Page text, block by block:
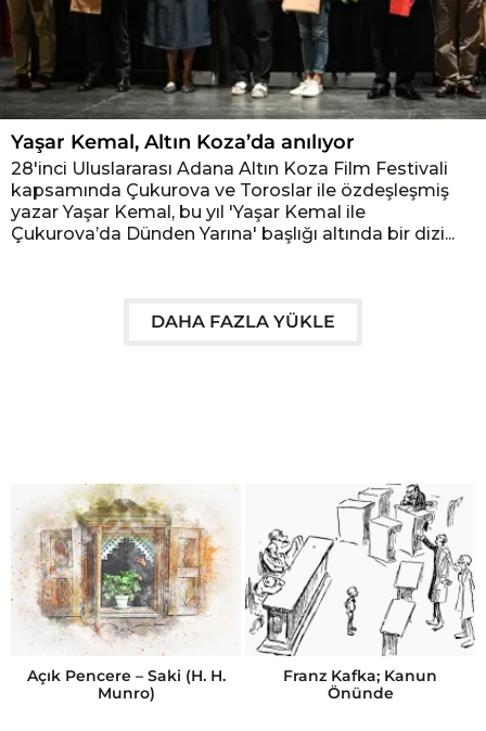
Yaşar Kemal, Altın Koza’da anılıyor
28'inci Uluslararası Adana Altın Koza Film Festivali
kapsamında Çukurova ve Toroslar ile özdeşleşmiş
yazar Yaşar Kemal, bu yıl 'Yaşar Kemal ile
Çukurova’da Dünden Yarına' başlığı altında bir dizi...
DAHA FAZLA YÜKLE
Açık Pencere – Saki (H. H.
Munro)
Franz Kafka; Kanun
Önünde